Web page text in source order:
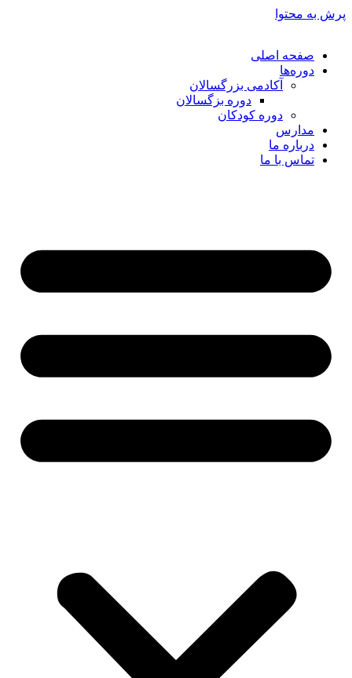
پرش به محتوا
صفحه اصلی
دوره‌ها
آکادمی بزرگسالان
دوره بزگسالان
دوره کودکان
مدارس
درباره ما
تماس با ما